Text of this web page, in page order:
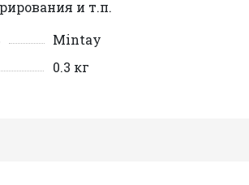
и т.п.
Mintay
0.3 кг